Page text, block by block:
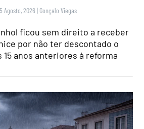
Agosto, 2026 | Gonçalo Viegas
ficou sem direito a receber
por não ter descontado o
anos anteriores à reforma